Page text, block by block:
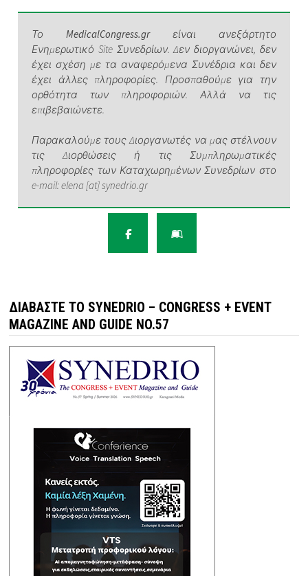
ΤοMedicalCongress.grείναι ανεξάρτητο
Ενημερωτικό Site Συνεδρίων. Δεν διοργανώνει, δεν
έχει σχέση με τα αναφερόμενα Συνέδρια και δεν
έχει άλλες πληροφορίες. Προσπαθούμε για την
ορθότητα των πληροφοριών. Αλλά να τις
επιβεβαιώνετε.
Παρακαλούμε τους Διοργανωτές να μας στέλνουν
τις Διορθώσεις ή τις Συμπληρωματικές
πληροφορίες των Καταχωρημένων Συνεδρίων στο
e-mail: elena [at] synedrio.gr
ΔΙΑΒΆΣΤΕ ΤΟ SYNEDRIO – CONGRESS + EVENT
MAGAZINE AND GUIDE NO.57